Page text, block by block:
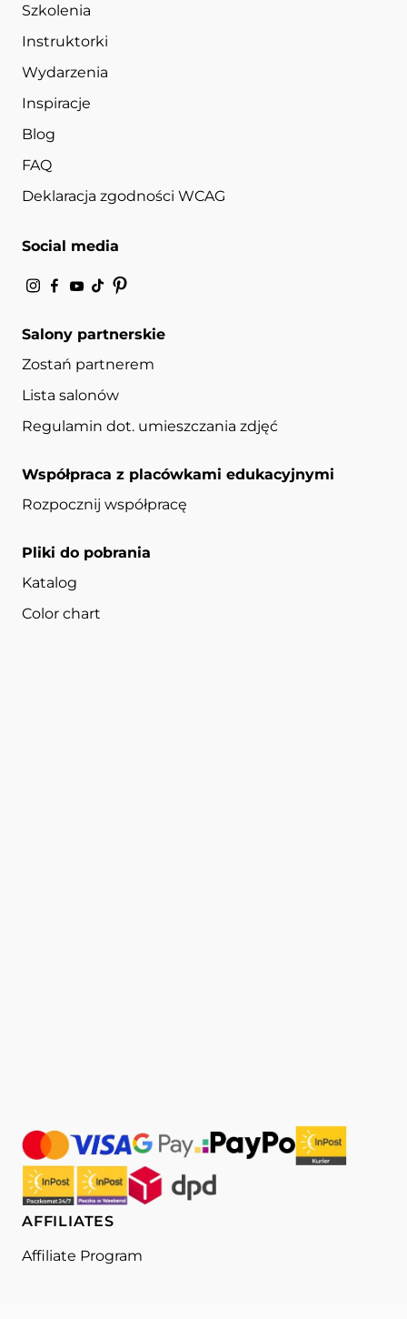
Szkolenia
Instruktorki
Wydarzenia
Inspiracje
Blog
FAQ
Deklaracja zgodności WCAG
Social media
Salony partnerskie
Zostań partnerem
Lista salonów
Regulamin dot. umieszczania zdjęć
Współpraca z placówkami edukacyjnymi
Rozpocznij współpracę
Pliki do pobrania
Katalog
Color chart
AFFILIATES
Affiliate Program